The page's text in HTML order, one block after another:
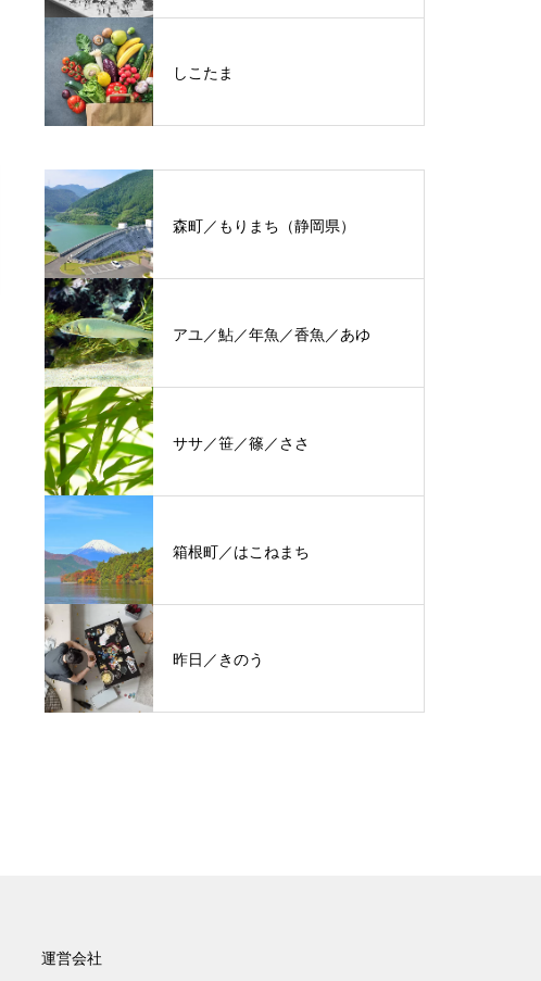
しこたま
森町／もりまち（静岡県）
アユ／鮎／年魚／香魚／あゆ
ササ／笹／篠／ささ
箱根町／はこねまち
昨日／きのう
運営会社